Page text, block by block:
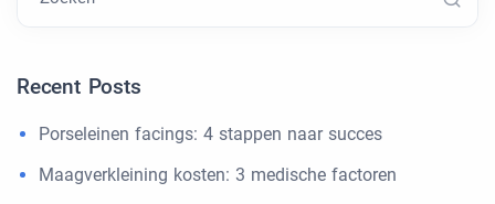
Recent Posts
Porseleinen facings: 4 stappen naar succes
Maagverkleining kosten: 3 medische factoren